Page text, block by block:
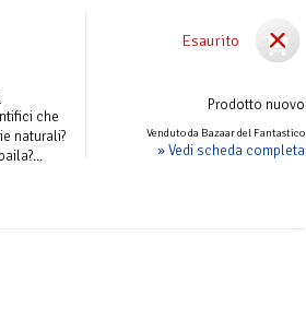
Esaurito
Prodotto nuovo
Venduto da Bazaar del Fantastico
» Vedi scheda completa
che
naturali?